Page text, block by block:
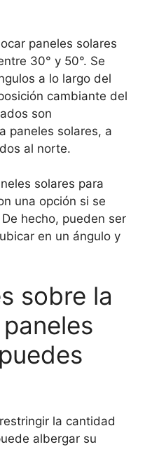
paneles solares
30° y 50°. Se
a lo largo del
cambiante del
son
paneles solares, a
al norte.
solares para
una opción si se
hecho, pueden ser
en un ángulo y
sobre la
la cantidad
albergar su